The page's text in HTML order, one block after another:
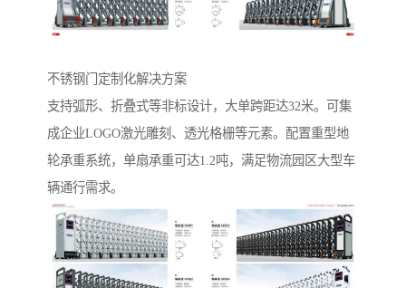
不锈钢门定制化解决方案‌
支持弧形、折叠式等非标设计，大单跨距达32米。可集
成企业LOGO激光雕刻、透光格栅等元素。配置重型地
轮承重系统，单扇承重可达1.2吨，满足物流园区大型车
辆通行需求。